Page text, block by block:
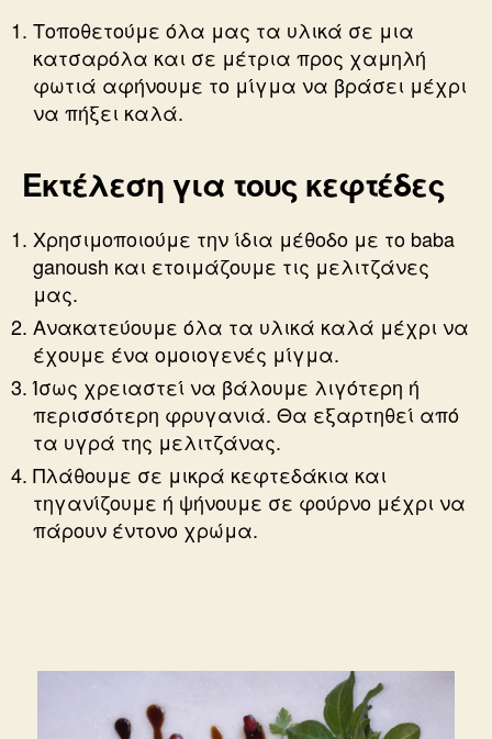
Τοποθετούμε όλα μας τα υλικά σε μια
κατσαρόλα και σε μέτρια προς χαμηλή
φωτιά αφήνουμε το μίγμα να βράσει μέχρι
να πήξει καλά.
Εκτέλεση για τους κεφτέδες
Χρησιμοποιούμε την ίδια μέθοδο με το baba
ganoush και ετοιμάζουμε τις μελιτζάνες
μας.
Ανακατεύουμε όλα τα υλικά καλά μέχρι να
έχουμε ένα ομοιογενές μίγμα.
Ίσως χρειαστεί να βάλουμε λιγότερη ή
περισσότερη φρυγανιά. Θα εξαρτηθεί από
τα υγρά της μελιτζάνας.
Πλάθουμε σε μικρά κεφτεδάκια και
τηγανίζουμε ή ψήνουμε σε φούρνο μέχρι να
πάρουν έντονο χρώμα.